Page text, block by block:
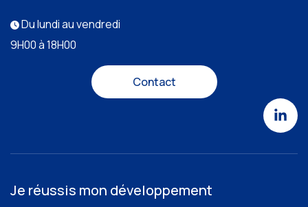
Du lundi au vendredi
9H00 à 18H00
Contact
Je réussis mon développement